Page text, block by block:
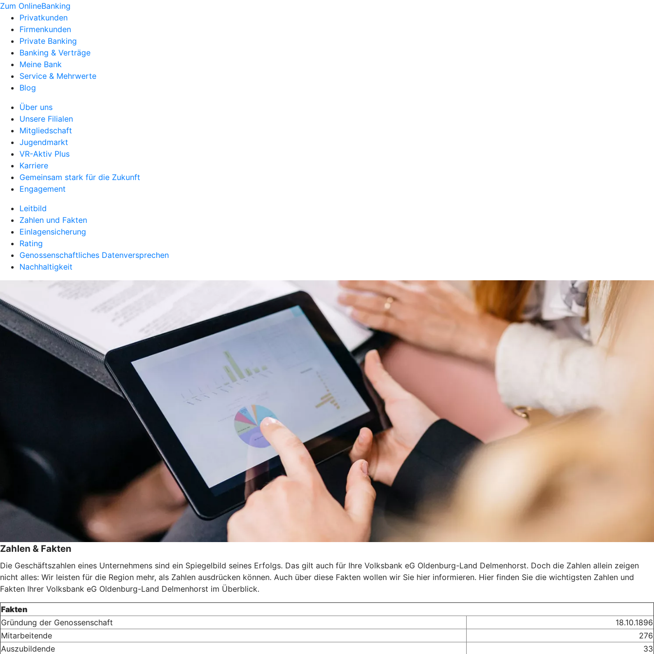
Zum OnlineBanking
Privatkunden
Firmenkunden
Private Banking
Banking & Verträge
Meine Bank
Service & Mehrwerte
Blog
Über uns
Unsere Filialen
Mitgliedschaft
Jugendmarkt
VR-Aktiv Plus
Karriere
Gemeinsam stark für die Zukunft
Engagement
Leitbild
Zahlen und Fakten
Einlagensicherung
Rating
Genossenschaftliches Datenversprechen
Nachhaltigkeit
Zahlen & Fakten
Die Geschäftszahlen eines Unternehmens sind ein Spiegelbild seines Erfolgs. Das gilt auch für Ihre Volksbank eG Oldenburg-Land Delmenhorst. Doch die Zahlen allein zeigen
nicht alles: Wir leisten für die Region mehr, als Zahlen ausdrücken können. Auch über diese Fakten wollen wir Sie hier informieren. Hier finden Sie die wichtigsten Zahlen und
Fakten Ihrer Volksbank eG Oldenburg-Land Delmenhorst im Überblick.
Fakten
Gründung der Genossenschaft
18.10.1896
Mitarbeitende
276
Auszubildende
33